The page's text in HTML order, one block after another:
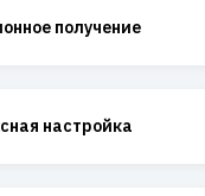
получение
настройка